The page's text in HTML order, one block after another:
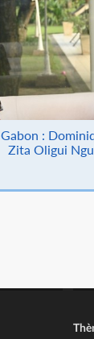
:
Zita Oligui